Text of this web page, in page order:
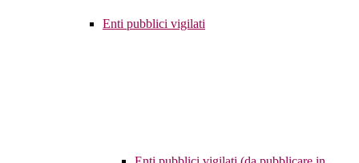
Enti pubblici vigilati